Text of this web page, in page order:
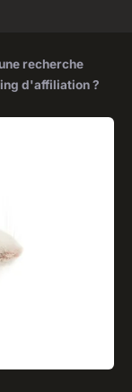
recherche
d'affiliation ?